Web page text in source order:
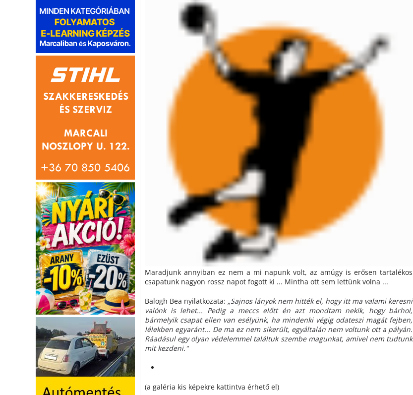
Maradjunk annyiban ez nem a mi napunk volt, az amúgy is erősen tartalékos
csapatunk nagyon rossz napot fogott ki ... Mintha ott sem lettünk volna ...
Balogh Bea nyilatkozata: „Sajnos lányok nem hitték el, hogy itt ma valami keresni
valónk is lehet... Pedig a meccs előtt én azt mondtam nekik, hogy bárhol,
bármelyik csapat ellen van esélyünk, ha mindenki végig odateszi magát fejben,
lélekben egyaránt... De ma ez nem sikerült, egyáltalán nem voltunk ott a pályán.
Ráadásul egy olyan védelemmel találtuk szembe magunkat, amivel nem tudtunk
mit kezdeni."
(a galéria kis képekre kattintva érhető el)